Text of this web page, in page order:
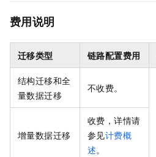
费用说明
迁移类型 链路配置费用
结构迁移和全
量数据迁移
不收费。
增量数据迁移
收费，详情请
参见计费概
述。